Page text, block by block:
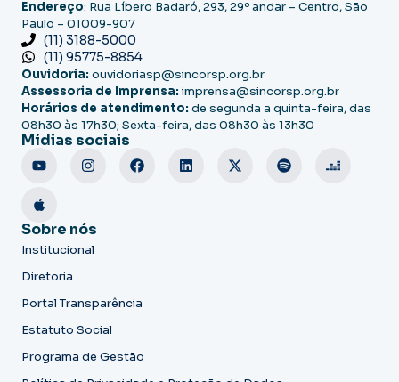
Endereço: Rua Líbero Badaró, 293, 29º andar – Centro, São
Paulo – 01009-907
(11) 3188-5000
(11) 95775-8854
Ouvidoria: ouvidoriasp@sincorsp.org.br
Assessoria de Imprensa: imprensa@sincorsp.org.br
Horários de atendimento: de segunda a quinta-feira, das
08h30 às 17h30; Sexta-feira, das 08h30 às 13h30
Mídias sociais
Sobre nós
Institucional
Diretoria
Portal Transparência
Estatuto Social
Programa de Gestão